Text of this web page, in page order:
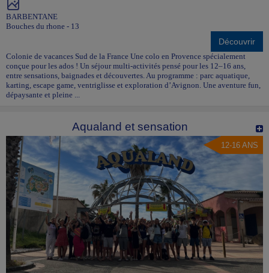
BARBENTANE
Bouches du rhone - 13
Découvrir
Colonie de vacances Sud de la France Une colo en Provence spécialement
conçue pour les ados ! Un séjour multi-activités pensé pour les 12–16 ans,
entre sensations, baignades et découvertes. Au programme : parc aquatique,
karting, escape game, ventriglisse et exploration d’Avignon. Une aventure fun,
dépaysante et pleine ...
Aqualand et sensation
12-16 ANS